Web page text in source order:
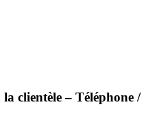
clientèle – Téléphone /